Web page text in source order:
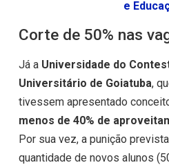
e
Corte de 50% nas
Já a Universidade do
Universitário de Goiatuba,
tivessem apresentado
menos de 40% de
Por sua vez, a punição
quantidade de novos alunos